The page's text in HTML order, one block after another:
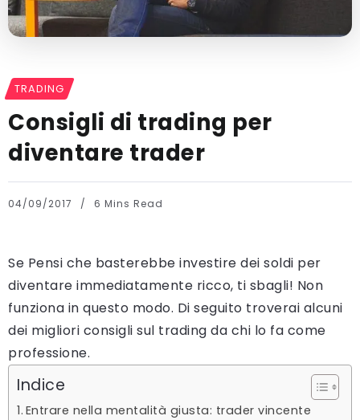
TRADING
Consigli di trading per
diventare trader
04/09/2017 6 Mins Read
Se Pensi che basterebbe investire dei soldi per
diventare immediatamente ricco, ti sbagli! Non
funziona in questo modo. Di seguito troverai alcuni
dei migliori consigli sul trading da chi lo fa come
professione.
Indice
Entrare nella mentalità giusta: trader vincente